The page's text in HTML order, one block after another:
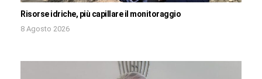
Risorse idriche, più capillare il monitoraggio
8 Agosto 2026